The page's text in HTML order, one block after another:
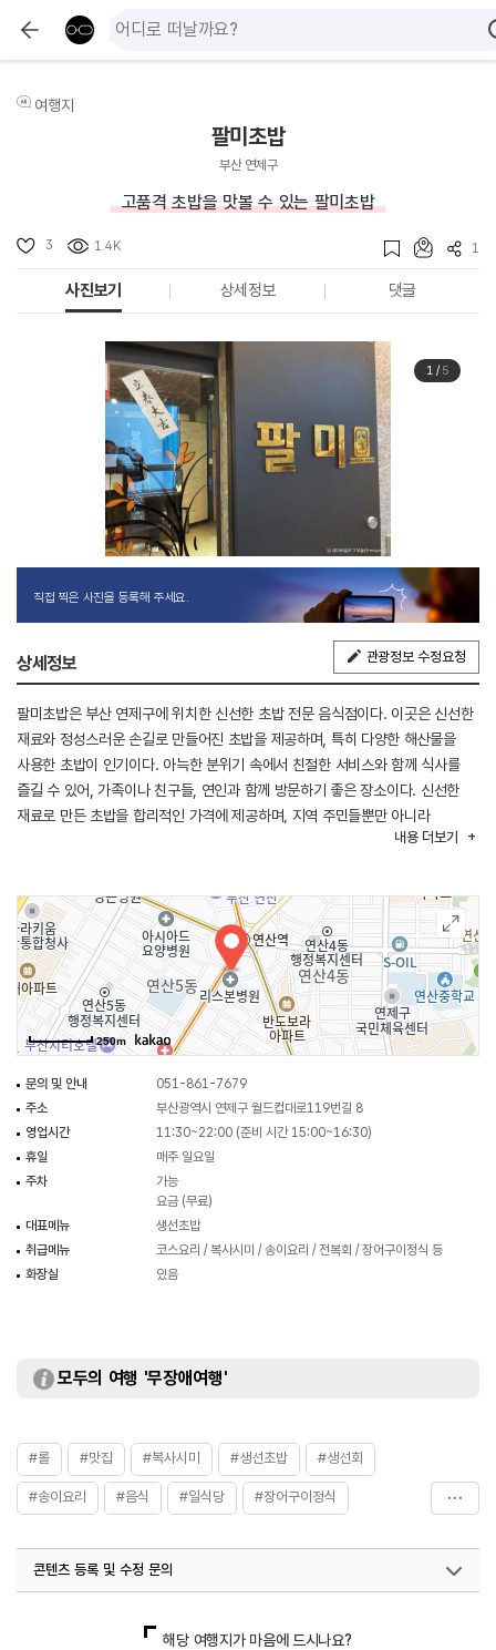
여행지
팔미초밥
부산 연제구
고품격 초밥을 맛볼 수 있는 팔미초밥
3 1.4K 1
사진보기 상세정보 댓글
1/ 5
직접 찍은 사진을 등록해 주세요.
상세정보 관광정보 수정요청
팔미초밥은 부산 연제구에 위치한 신선한 초밥 전문 음식점이다. 이곳은 신선한
재료와 정성스러운 손길로 만들어진 초밥을 제공하며, 특히 다양한 해산물을
사용한 초밥이 인기이다. 아늑한 분위기 속에서 친절한 서비스와 함께 식사를
즐길 수 있어, 가족이나 친구들, 연인과 함께 방문하기 좋은 장소이다. 신선한
재료로 만든 초밥을 합리적인 가격에 제공하며, 지역 주민들뿐만 아니라
관광객들에게도 사랑받는 맛집이다. 팔미초밥은 부산에서 꼭 가봐야 할 초밥
내용 더보기
250m
문의 및 안내
051-861-7679
주소
부산광역시 연제구 월드컵대로119번길 8
영업시간
11:30~22:00 (준비 시간 15:00~16:30)
휴일
매주 일요일
주차
가능
요금 (무료)
대표메뉴
생선초밥
취급메뉴
코스요리 / 복사시미 / 송이요리 / 전복회 / 장어구이정식 등
화장실
있음
모두의 여행 '무장애여행'
#롤 #맛집 #복사시미 #생선초밥 #생선회
#송이요리 #음식 #일식당 #장어구이정식
콘텐츠 등록 및 수정 문의
해당 여행지가 마음에 드시나요?